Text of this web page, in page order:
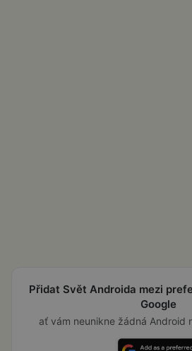
Přidat Svět Androida mezi
Google
ať vám neunikne žádná Android